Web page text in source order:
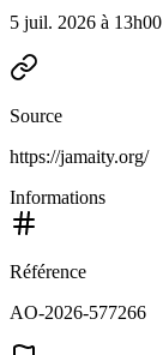
5 juil. 2026 à 13h00
Source
https://jamaity.org/
Informations
Référence
AO-2026-577266